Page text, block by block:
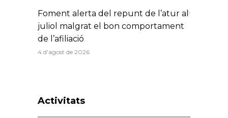
Foment alerta del repunt de l’atur al
juliol malgrat el bon comportament
de l’afiliació
4 d'agost de 2026
Activitats